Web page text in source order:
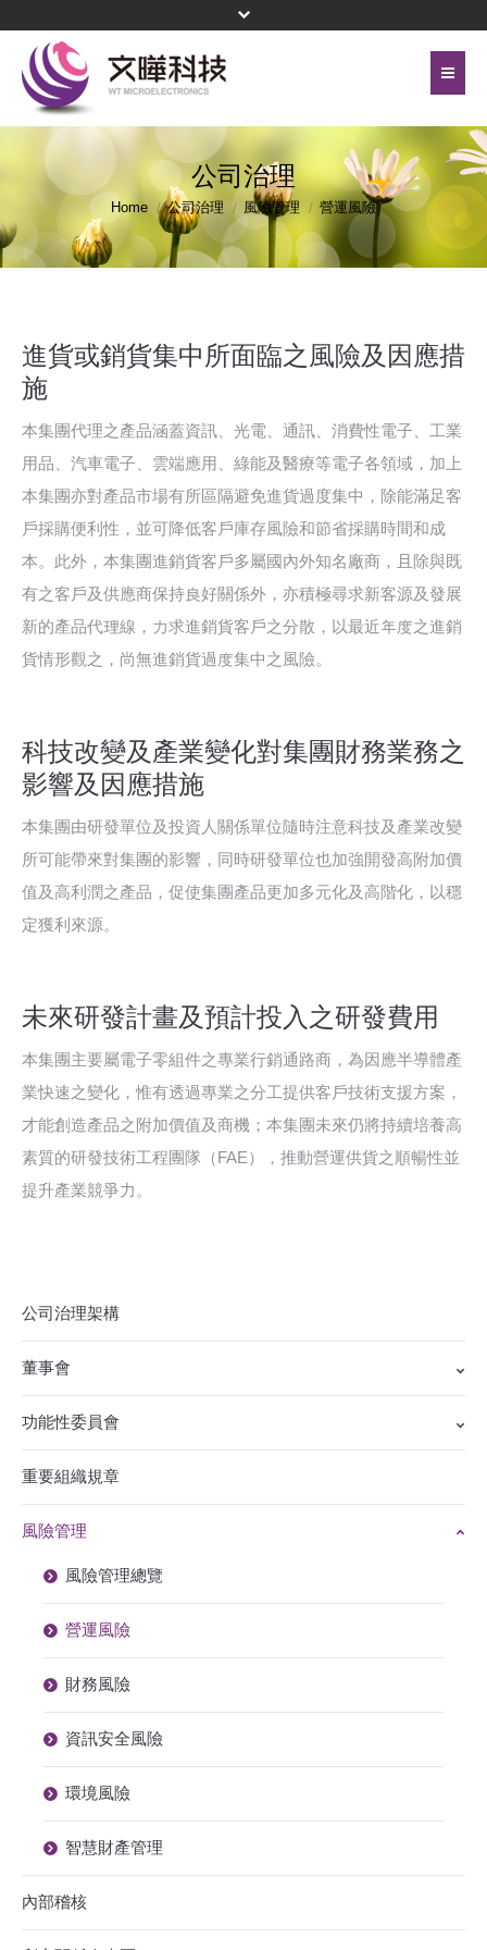
關於文曄
代理產品線
投資人關係
企業永續
菁英招募
首頁
聯絡我們
網站地圖
頁尾選單
公司治理
Home 公司治理 風險管理 營運風險
進貨或銷貨集中所面臨之風險及因應措
施
本集團代理之產品涵蓋資訊、光電、通訊、消費性電子、工業
用品、汽車電子、雲端應用、綠能及醫療等電子各領域，加上
本集團亦對產品市場有所區隔避免進貨過度集中，除能滿足客
戶採購便利性，並可降低客戶庫存風險和節省採購時間和成
本。此外，本集團進銷貨客戶多屬國內外知名廠商，且除與既
有之客戶及供應商保持良好關係外，亦積極尋求新客源及發展
新的產品代理線，力求進銷貨客戶之分散，以最近年度之進銷
貨情形觀之，尚無進銷貨過度集中之風險。
科技改變及產業變化對集團財務業務之
影響及因應措施
本集團由研發單位及投資人關係單位隨時注意科技及產業改變
所可能帶來對集團的影響，同時研發單位也加強開發高附加價
值及高利潤之產品，促使集團產品更加多元化及高階化，以穩
定獲利來源。
未來研發計畫及預計投入之研發費用
本集團主要屬電子零組件之專業行銷通路商，為因應半導體產
業快速之變化，惟有透過專業之分工提供客戶技術支援方案，
才能創造產品之附加價值及商機；本集團未來仍將持續培養高
素質的研發技術工程團隊（FAE），推動營運供貨之順暢性並
提升產業競爭力。
公司治理架構
董事會
功能性委員會
重要組織規章
風險管理
風險管理總覽
營運風險
財務風險
資訊安全風險
環境風險
智慧財產管理
內部稽核